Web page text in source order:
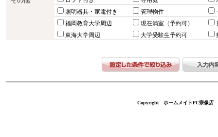
照明器具・家電付き
管理物件
福岡教育大学周辺
現在満室（予約可）
東海大学周辺
大学受験生予約可
Copyright ホームメイトFC宗像店